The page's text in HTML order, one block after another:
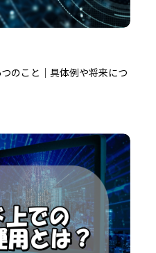
のこと｜具体例や将来につ